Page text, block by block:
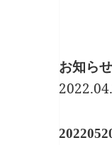
お知らせ